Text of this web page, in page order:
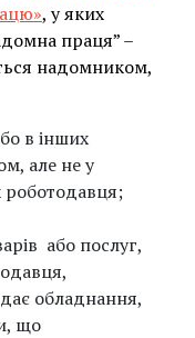
, у яких
праця” –
надомником,
в інших
але не у
або послуг,
обладнання,
що